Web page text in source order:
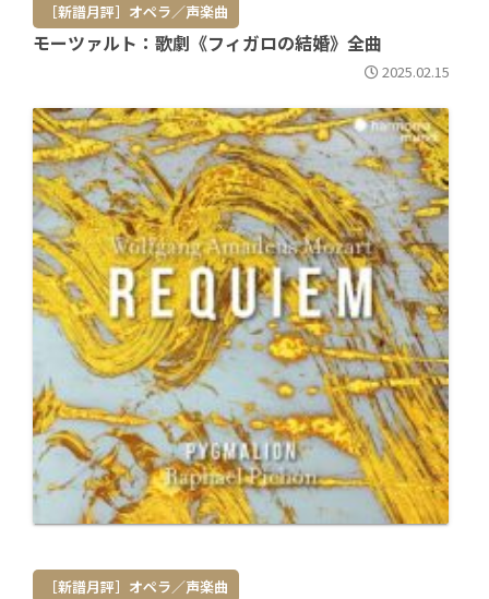
［新譜月評］オペラ／声楽曲
モーツァルト：歌劇《フィガロの結婚》全曲
2025.02.15
［新譜月評］オペラ／声楽曲